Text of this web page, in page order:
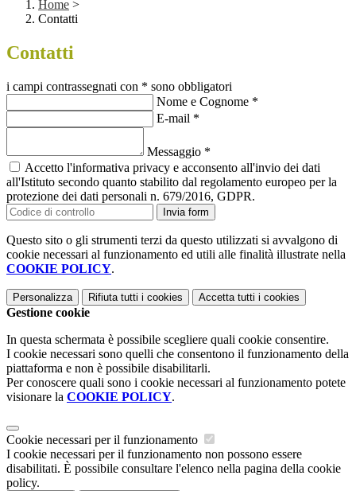
Home >
Contatti
Contatti
i campi contrassegnati con * sono obbligatori
Nome e Cognome *
E-mail *
Messaggio *
Accetto l'informativa privacy e acconsento all'invio dei dati
all'Istituto secondo quanto stabilito dal regolamento europeo per la
protezione dei dati personali n. 679/2016, GDPR.
Invia form
Questo sito o gli strumenti terzi da questo utilizzati si avvalgono di
cookie necessari al funzionamento ed utili alle finalità illustrate nella
COOKIE POLICY.
Personalizza Rifiuta tutti i cookies Accetta tutti i cookies
Gestione cookie
In questa schermata è possibile scegliere quali cookie consentire.
I cookie necessari sono quelli che consentono il funzionamento della
piattaforma e non è possibile disabilitarli.
Per conoscere quali sono i cookie necessari al funzionamento potete
visionare la COOKIE POLICY.
Cookie necessari per il funzionamento
I cookie necessari per il funzionamento non possono essere
disabilitati. È possibile consultare l'elenco nella pagina della cookie
policy.